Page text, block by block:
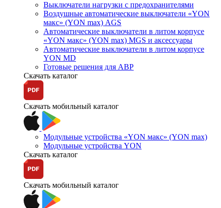
Выключатели нагрузки с предохранителями
Воздушные автоматические выключатели «YON
макс» (YON max) AGS
Автоматические выключатели в литом корпусе
«YON макс» (YON max) MGS и аксессуары
Автоматические выключатели в литом корпусе
YON MD
Готовые решения для АВР
Скачать каталог
Скачать мобильный каталог
Модульные устройства «YON макс» (YON max)
Модульные устройства YON
Скачать каталог
Скачать мобильный каталог